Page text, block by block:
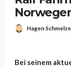
Hagen
Bei seinem